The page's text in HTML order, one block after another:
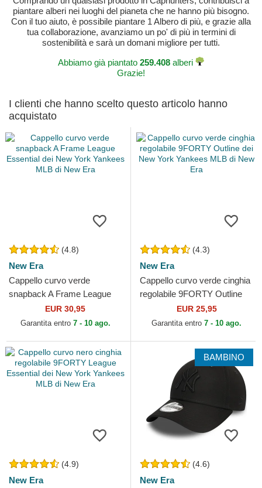
piantare alberi nei luoghi del pianeta che ne hanno più bisogno.
Con il tuo aiuto, è possibile piantare 1 Albero di più, e grazie alla
tua collaborazione, avanziamo un po' di più in termini di
sostenibilità e sarà un domani migliore per tutti.
Abbiamo già piantato 259.408 alberi
Grazie!
I clienti che hanno scelto questo articolo hanno
acquistato
(4.8)
New Era
Cappello curvo verde
snapback A Frame League
Essential dei New York
Yankees MLB di New Era
EUR 30,95
Garantita entro 7 - 10 ago.
(4.3)
New Era
Cappello curvo verde cinghia
regolabile 9FORTY Outline
dei New York Yankees MLB
di New Era
EUR 25,95
Garantita entro 7 - 10 ago.
(4.9)
New Era
BAMBINO
(4.6)
New Era